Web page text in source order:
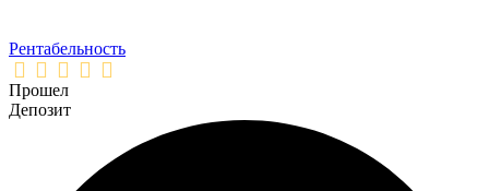
Рентабельность
Прошел
Депозит